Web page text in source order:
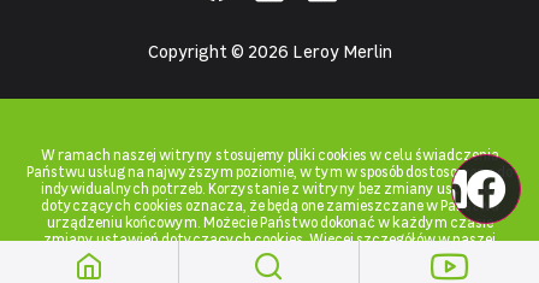
Copyright © 2026 Leroy Merlin
W ramach naszej witryny stosujemy pliki cookies w celu świadczenia
Państwu usług na najwyższym poziomie, w tym w sposób dostosowany do
indywidualnych potrzeb. Korzystanie z witryny bez zmiany ustawień
dotyczących cookies oznacza, że będą one zamieszczane w Państwa
urządzeniu końcowym. Możecie Państwo dokonać w każdym czasie
zmiany ustawień dotyczących cookies. Więcej szczegółów w naszej
Polityce prywatności